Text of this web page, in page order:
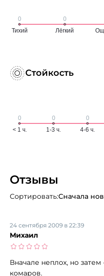
Стойкость
Отзывы
Сортировать:Сначала
Михаил
24 сентября 2009 в 22:39
Вначале неплох, но затем
комаров.